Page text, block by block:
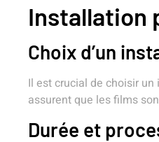
Installation
Choix d’un
Il est crucial de choisir
assurent que les films
Durée et